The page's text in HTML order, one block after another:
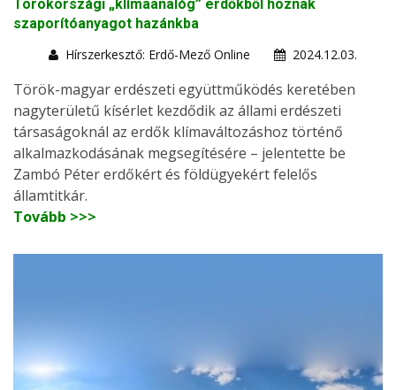
Törökországi „klímaanalóg” erdőkből hoznak
szaporítóanyagot hazánkba
Hírszerkesztő: Erdő-Mező Online
2024.12.03.
Török-magyar erdészeti együttműködés keretében
nagyterületű kísérlet kezdődik az állami erdészeti
társaságoknál az erdők klímaváltozáshoz történő
alkalmazkodásának megsegítésére – jelentette be
Zambó Péter erdőkért és földügyekért felelős
államtitkár.
Tovább >>>